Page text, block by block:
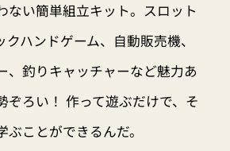
ない簡単組立キット。スロット
ハンドゲーム、自動販売機、
、釣りキャッチャーなど魅力あ
ぞろい！ 作って遊ぶだけで、そ
ことができるんだ。